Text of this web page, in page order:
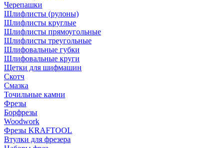
Черепашки
Шлифлисты (рулоны)
Шлифлисты круглые
Шлифлисты прямоугольные
Шлифлисты треугольные
Шлифовальные губки
Шлифовальные круги
Щетки для шифмашин
Скотч
Смазка
Точильные камни
Фрезы
Борфрезы
Woodwork
Фрезы KRAFTOOL
Втулки для фрезера